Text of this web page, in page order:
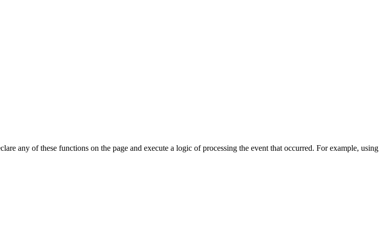
any of these functions on the page and execute a logic of processing the event that occurred. For example, using